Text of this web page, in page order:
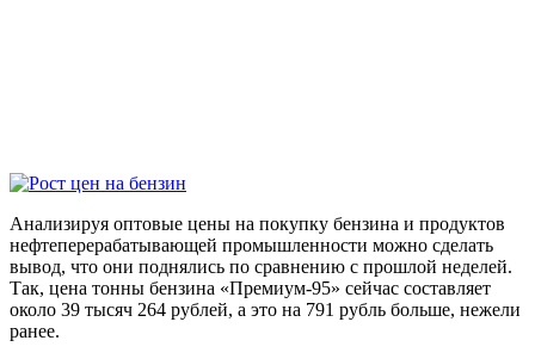
Анализируя оптовые цены на покупку бензина и продуктов
нефтеперерабатывающей промышленности можно сделать
вывод, что они поднялись по сравнению с прошлой неделей.
Так, цена тонны бензина «Премиум-95» сейчас составляет
около 39 тысяч 264 рублей, а это на 791 рубль больше, нежели
ранее.